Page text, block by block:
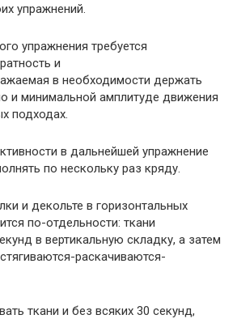
упражнений.
упражнения требуется
и
в необходимости держать
и минимальной амплитуде движения
подходах.
в дальнейшей упражнение
по нескольку раз кряду.
и декольте в горизонтальных
по-отдельности: ткани
в вертикальную складку, а затем
раскачиваются-
ткани и без всяких 30 секунд,